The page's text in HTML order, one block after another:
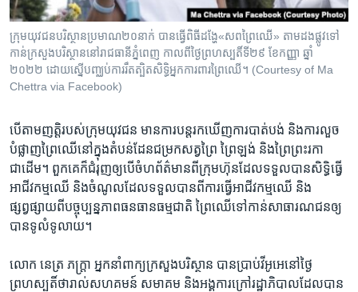
ក្រុម​យុវជនបរិស្ថាន​ប្រមាណ​២០​នាក់​ ​បាន​ធ្វើ​ពិធី​ដង្ហែ«សព​ព្រៃឈើ» តាម​ដងផ្លូវទៅ​
កាន់​ក្រសួង​បរិស្ថាន​នៅ​រាជ​ធានី​ភ្នំពេញ កាល​ពី​ថ្ងៃ​ព្រហស្បតិ៍​ទី២៩ ខែកញ្ញា ឆ្នាំ
២០២២ ដោយ​ស្នើ​បញ្ឈប់ការ​រឹត​ត្បិត​សិទ្ធិ​អ្នក​ការពារ​ព្រៃឈើ។ (Courtesy of Ma
Chettra via Facebook)
បើ​តាម​ញត្តិ​របស់​ក្រុម​យុវជន ​មាន​ការ​បន្ត​រក​ឃើញ​ការ​បាត់​បង់ ​និង​ការ​លួច​
បំផ្លាញ​ព្រៃ​ឈើ​នៅ​ក្នុង​តំបន់​ដែន​ជម្រក​សត្វព្រៃ​ ព្រៃ​ឡង់ ​និង​ព្រៃ​ព្រះ​រកា​
ជាដើម។ ​ពួកគេ​ក៏​ជំរុញ​ឲ្យ​បើ​ចំហ​ព័ត៌មាន​ពី​ក្រុម​ហ៊ុន​ដែល​ទទួល​បាន​សិទ្ធិ​ធ្វើ​
អាជីវកម្ម​ឈើ ​និង​ចំណូល​ដែល​ទទួល​បាន​ពី​ការ​ធ្វើ​អាជីវ​កម្ម​ឈើ ​និង​
ផ្សព្វផ្សាយ​ពី​បច្ចុប្បន្ន​ភាព​ធនធាន​ធម្ម​ជាតិ ​ព្រៃឈើ​ទៅ​កាន់​សាធារណ​ជន​ឲ្យ​
បាន​ទូលំ​ទូលាយ។​
លោក ​នេត្រ ភក្ត្រា​ អ្នក​នាំពាក្យ​ក្រសួង​បរិស្ថាន ​បាន​ប្រាប់​វីអូអេ​នៅ​ថ្ងៃ​
ព្រហស្បតិ៍​ថា​រាល់​សហគមន៍ ​សមាគម ​និង​អង្គការ​ក្រៅ​រដ្ឋាភិបាល​ដែល​បា​ន